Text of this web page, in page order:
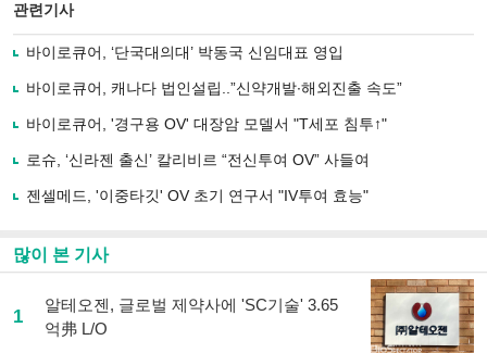
로
기
사
유
기
관련기사
바이로큐어, ‘단국대의대’ 박동국 신임대표 영입
바이로큐어, 캐나다 법인설립..”신약개발∙해외진출 속도”
바이로큐어, '경구용 OV' 대장암 모델서 "T세포 침투↑"
로슈, ‘신라젠 출신’ 칼리비르 “전신투여 OV” 사들여
젠셀메드, '이중타깃' OV 초기 연구서 "IV투여 효능"
많이 본 기사
1
알테오젠, 글로벌 제약사에 'SC기술' 3.65
억弗 L/O